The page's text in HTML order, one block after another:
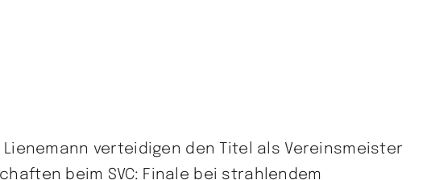
Lienemann verteidigen den Titel als Vereinsmeister
beim SVC: Finale bei strahlendem